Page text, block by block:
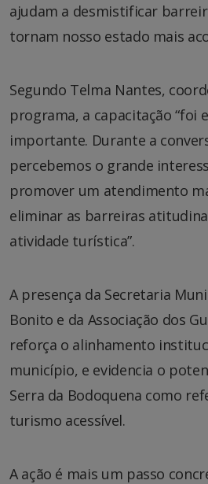
ajudam a desmistificar
tornam nosso estado mais
Segundo Telma Nantes,
programa, a capacitação “foi
importante. Durante a
percebemos o grande
promover um atendimento
eliminar as barreiras
atividade turística”.
A presença da Secretaria
Bonito e da Associação dos
reforça o alinhamento
município, e evidencia o
Serra da Bodoquena como
turismo acessível.
A ação é mais um passo